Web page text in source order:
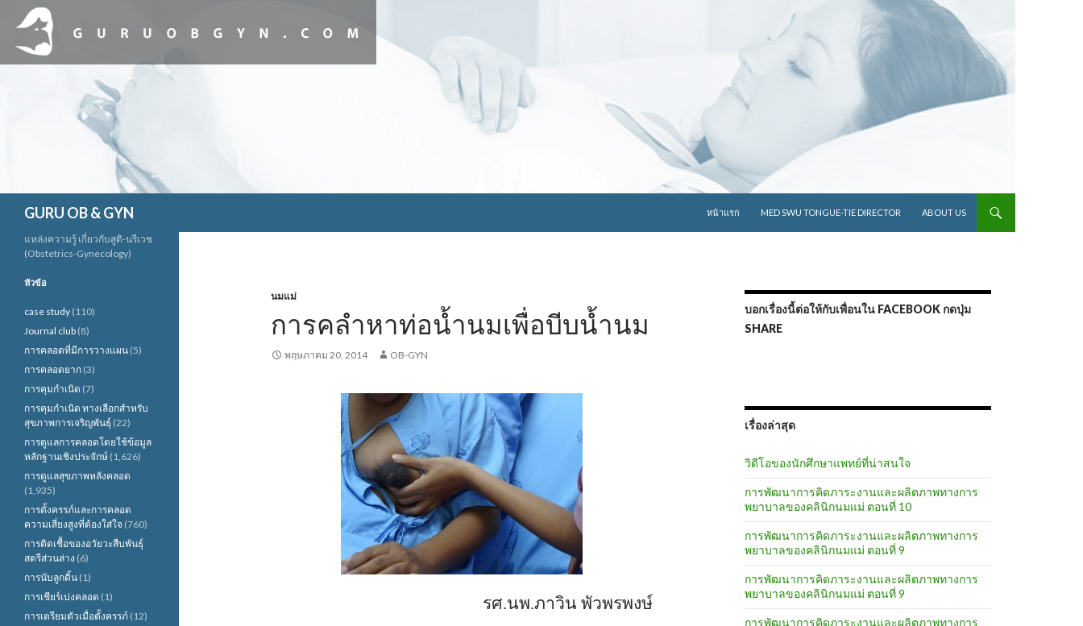
GURU OB & GYN
หน้าแรก
MED SWU TONGUE-TIE DIRECTOR ABOUT US
นมแม่
การคลำหาท่อน้ำนมเพื่อบีบน้ำนม
พฤษภาคม 20, 2014 OB-GYN
รศ.นพ.ภาวิน พัวพรพงษ์
บอกเรื่องนี้ต่อให้กับเพื่อนใน FACEBOOK กดปุ่ม
SHARE
เรื่องล่าสุด
วิดีโอของนักศึกษาแพทย์ที่น่าสนใจ
การพัฒนาการคิดภาระงานและผลิตภาพทางการ
พยาบาลของคลินิกนมแม่ ตอนที่ 10
การพัฒนาการคิดภาระงานและผลิตภาพทางการ
พยาบาลของคลินิกนมแม่ ตอนที่ 9
การพัฒนาการคิดภาระงานและผลิตภาพทางการ
พยาบาลของคลินิกนมแม่ ตอนที่ 9
การพัฒนาการคิดภาระงานและผลิตภาพทางการ
แหล่งความรู้ เกี่ยวกับสูติ-นรีเวช
(Obstetrics-Gynecology)
หัวข้อ
case study (110)
Journal club (8)
การคลอดที่มีการวางแผน (5)
การคลอดยาก (3)
การคุมกำเนิด (7)
การคุมกำเนิด ทางเลือกสำหรับ
สุขภาพการเจริญพันธุ์ (22)
การดูแลการคลอดโดยใช้ข้อมูล
หลักฐานเชิงประจักษ์ (1,626)
การดูแลสุขภาพหลังคลอด
(1,935)
การตั้งครรภ์และการคลอด
ความเสี่ยงสูงที่ต้องใส่ใจ (760)
การติดเชื้อของอวัยวะสืบพันธุ์
สตรีส่วนล่าง (6)
การนับลูกดิ้น (1)
การเชียร์เบ่งคลอด (1)
การเตรียมตัวเมื่อตั้งครรภ์ (12)